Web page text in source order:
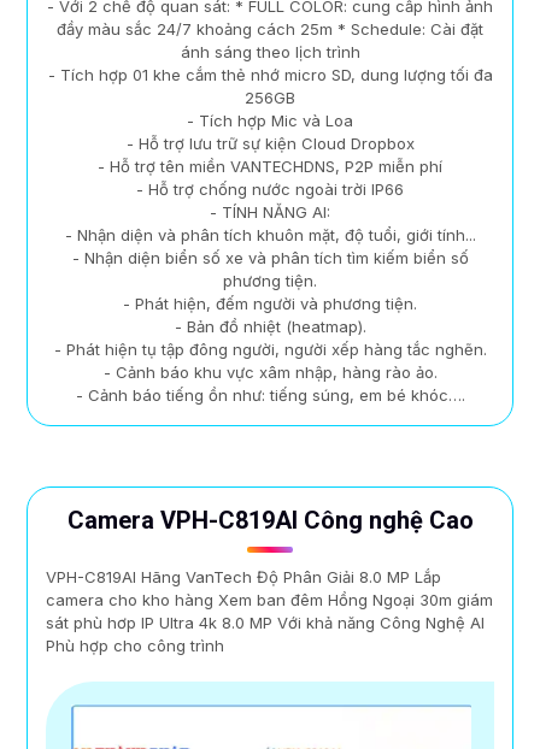
- Với 2 chế độ quan sát: * FULL COLOR: cung cấp hình ảnh
đầy màu sắc 24/7 khoảng cách 25m * Schedule: Cài đặt
ánh sáng theo lịch trình
- Tích hợp 01 khe cắm thẻ nhớ micro SD, dung lượng tối đa
256GB
- Tích hợp Mic và Loa
- Hỗ trợ lưu trữ sự kiện Cloud Dropbox
- Hỗ trợ tên miền VANTECHDNS, P2P miễn phí
- Hỗ trợ chống nước ngoài trời IP66
- TÍNH NĂNG AI:
- Nhận diện và phân tích khuôn mặt, độ tuổi, giới tính...
- Nhận diện biển số xe và phân tích tìm kiếm biển số
phương tiện.
- Phát hiện, đếm người và phương tiện.
- Bản đồ nhiệt (heatmap).
- Phát hiện tụ tập đông người, người xếp hàng tắc nghẽn.
- Cảnh báo khu vực xâm nhập, hàng rào ảo.
- Cảnh báo tiếng ồn như: tiếng súng, em bé khóc….
Camera VPH-C819AI Công nghệ Cao
VPH-C819AI Hãng VanTech Độ Phân Giải 8.0 MP Lắp
camera cho kho hàng Xem ban đêm Hồng Ngoại 30m giám
sát phù hơp IP Ultra 4k 8.0 MP Với khả năng Công Nghệ AI
Phù hợp cho công trình